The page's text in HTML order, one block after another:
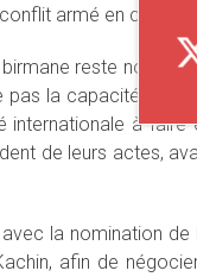
armé en cours.
reste
pas la capacité de
à
de leurs actes,
la nomination
afin de